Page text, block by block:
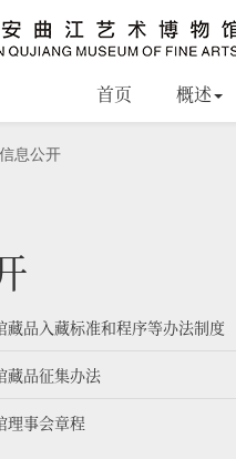
首页 概述
息公开
藏品入藏标准和程序等办法制度
藏品征集办法
理事会章程